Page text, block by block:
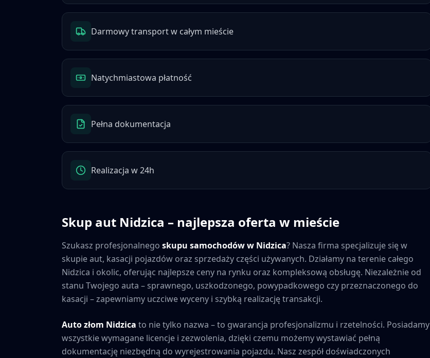
Darmowy transport w całym mieście
Natychmiastowa płatność
Pełna dokumentacja
Realizacja w 24h
Skup aut Nidzica – najlepsza oferta w mieście
Szukasz profesjonalnego skupu samochodów w Nidzica? Nasza firma specjalizuje się w
skupie aut, kasacji pojazdów oraz sprzedaży części używanych. Działamy na terenie całego
Nidzica i okolic, oferując najlepsze ceny na rynku oraz kompleksową obsługę. Niezależnie od
stanu Twojego auta – sprawnego, uszkodzonego, powypadkowego czy przeznaczonego do
kasacji – zapewniamy uczciwe wyceny i szybką realizację transakcji.
Auto złom Nidzica to nie tylko nazwa – to gwarancja profesjonalizmu i rzetelności. Posiadamy
wszystkie wymagane licencje i zezwolenia, dzięki czemu możemy wystawiać pełną
dokumentację niezbędną do wyrejestrowania pojazdu. Nasz zespół doświadczonych